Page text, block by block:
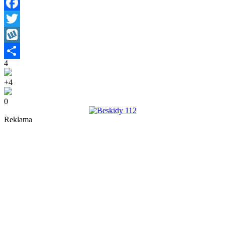
Facebook
Twitter
Wykop
Share
4
+4
0
Reklama